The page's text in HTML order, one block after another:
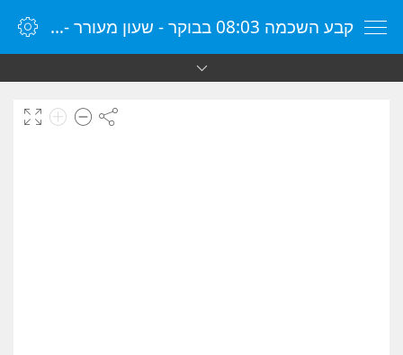
קבע השכמה 08:03 בבוקר - שעון מעורר - שעון מעורר מקוון - שעון מעורר במחשב